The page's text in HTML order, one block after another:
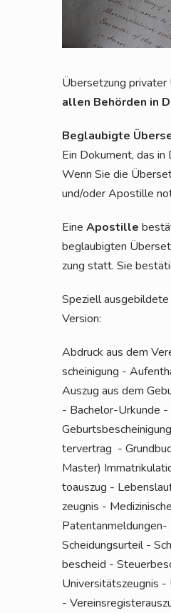
Über­set­zung pri­va­ter
allen Behör­den in
Beglau­big­te
Ein Doku­ment, das
Wenn Sie die
und/oder Apos­til­le
Eine Apos­til­le
beglau­big­ten
zung statt. Sie
Spe­zi­ell
Version:
Abdruck aus dem
schei­ni­gung -
Aus­zug aus dem
- Bache­lor-Urkun­de -
ter­ver­trag -
Mas­ter)
to­aus­zug -
zeug­nis -
Schei­dungs­ur­teil -
be­scheid -
Uni­ver­si­täts­zeug­nis -
-